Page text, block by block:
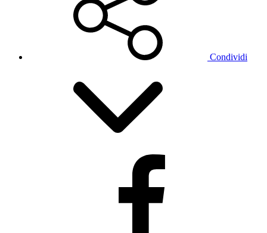
Condividi